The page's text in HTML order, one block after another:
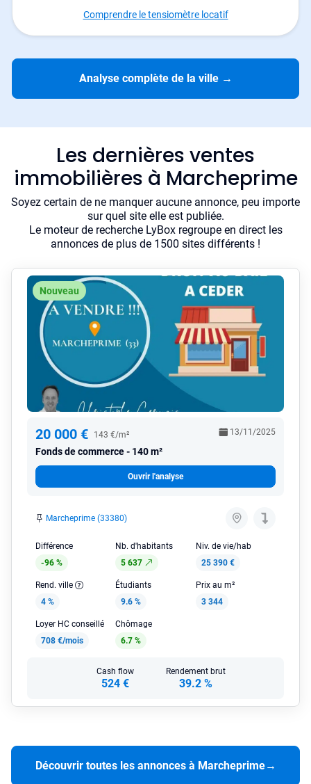
Comprendre le tensiomètre locatif
Analyse complète de la ville →
Les dernières ventes
immobilières à Marcheprime
Soyez certain de ne manquer aucune annonce, peu importe
sur quel site elle est publiée.
Le moteur de recherche LyBox regroupe en direct les
annonces de plus de 1500 sites différents !
Nouveau
20 000 € 143 €/m²
Fonds de commerce 140 m²
13/11/2025
Ouvrir l'analyse
Marcheprime (33380)
Différence
-96 %
Nb. d'habitants
5 637
Niv. de vie/hab
25 390 €
Rend. ville
4 %
Étudiants
9.6 %
Prix au m²
3 344
Loyer HC conseillé
708 €/mois
Chômage
6.7 %
Cash flow
524 €
Rendement brut
39.2 %
Découvrir toutes les annonces à Marcheprime→